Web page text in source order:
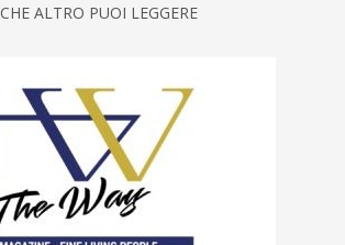
CHE ALTRO PUOI LEGGERE